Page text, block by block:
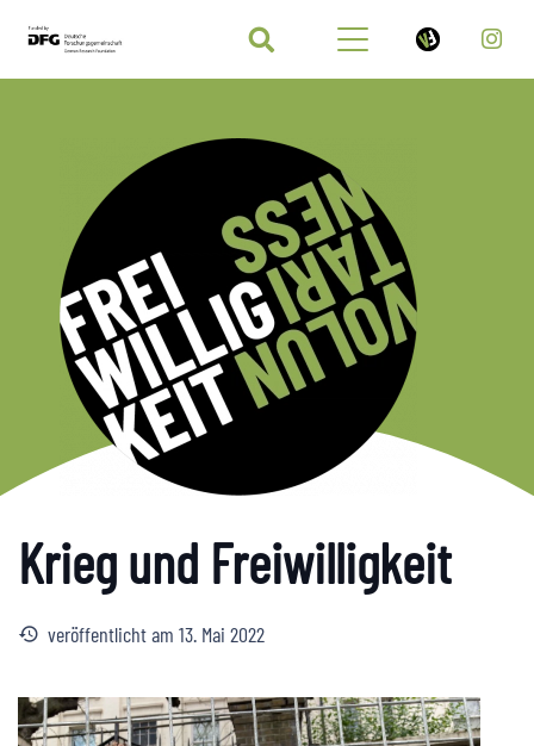
Krieg und Freiwilligkeit
history veröffentlicht am13. Mai 2022